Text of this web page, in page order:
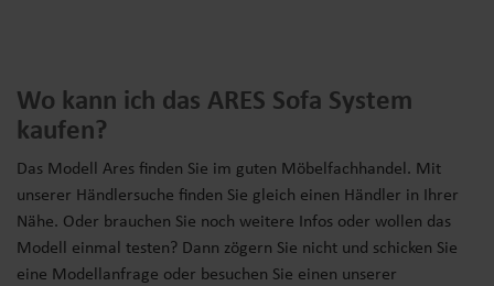
Wo kann ich das ARES Sofa System
kaufen?
Das Modell Ares finden Sie im guten Möbelfachhandel. Mit
unserer Händlersuche finden Sie gleich einen Händler in Ihrer
Nähe. Oder brauchen Sie noch weitere Infos oder wollen das
Modell einmal testen? Dann zögern Sie nicht und schicken Sie
eine Modellanfrage oder besuchen Sie einen unserer